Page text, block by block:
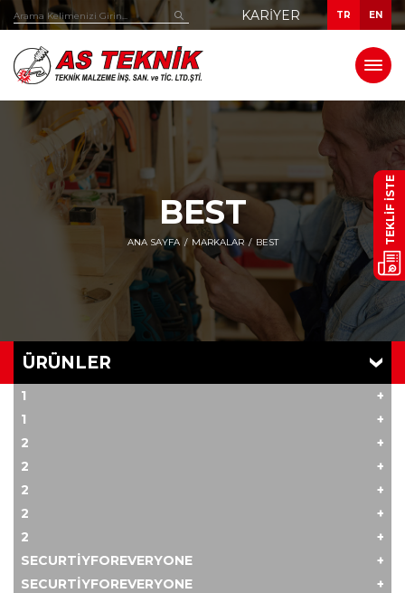
KARIYER TR EN
TEKLİF İSTE
BEST
ANA SAYFA MARKALAR BEST
ÜRÜNLER
1
1
2
2
2
2
2
SECURTIYFOREVERYONE
SECURTIYFOREVERYONE